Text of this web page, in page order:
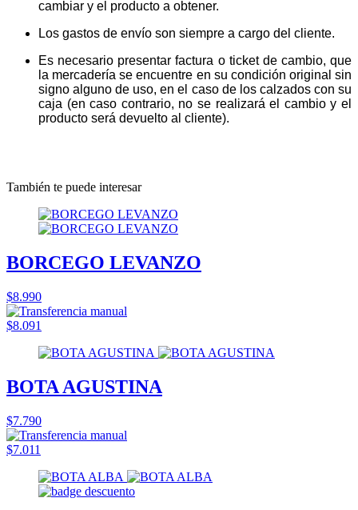
cambiar y el producto a obtener.
Los gastos de envío son siempre a cargo del cliente.
Es necesario presentar factura o ticket de cambio, que
la mercadería se encuentre en su condición original sin
signo alguno de uso, en el caso de los calzados con su
caja (en caso contrario, no se realizará el cambio y el
producto será devuelto al cliente).
También te puede interesar
BORCEGO LEVANZO
$8.990
$8.091
BOTA AGUSTINA
$7.790
$7.011